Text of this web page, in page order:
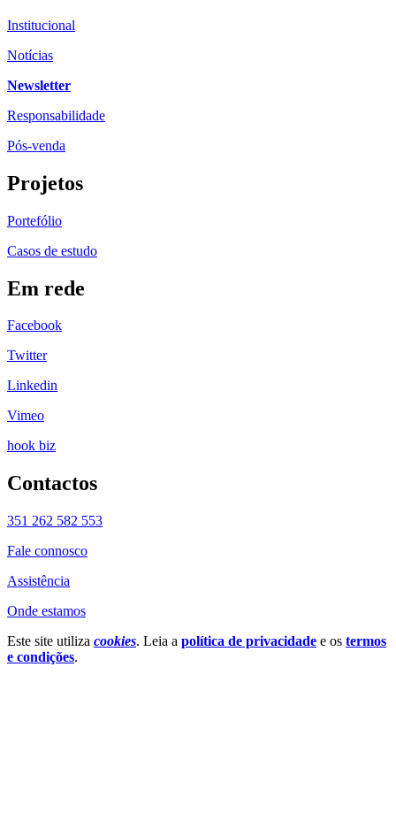
Institucional
Notícias
Newsletter
Responsabilidade
Pós-venda
Projetos
Portefólio
Casos de estudo
Em rede
Facebook
Twitter
Linkedin
Vimeo
hook biz
Contactos
351 262 582 553
Fale connosco
Assistência
Onde estamos
Este site utiliza cookies. Leia a política de privacidade e os termos
e condições.